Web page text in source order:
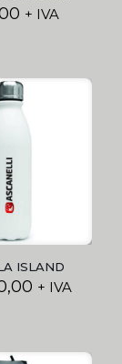
+ IVA
ISLAND
+ IVA